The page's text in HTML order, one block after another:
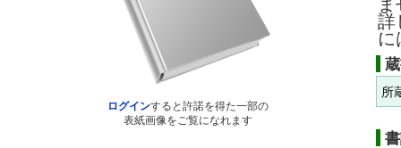
ログインすると許諾を得た一部の
表紙画像をご覧になれます
詳
に
所